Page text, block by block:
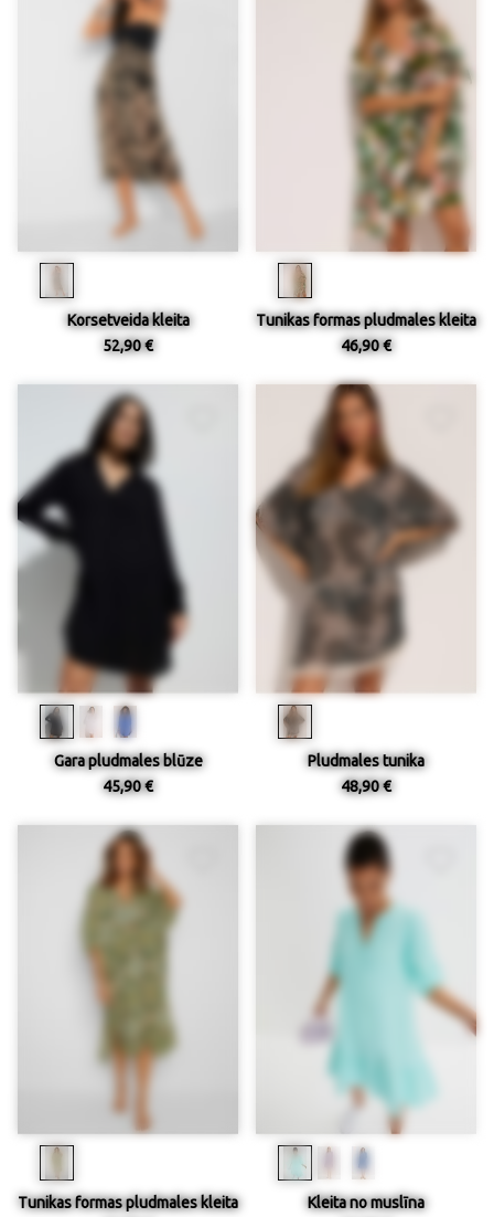
Korsetveida kleita
52,90 €
Tunikas formas pludmales kleita
46,90 €
Gara pludmales blūze
45,90 €
Pludmales tunika
48,90 €
Tunikas formas pludmales kleita Kleita no muslīna